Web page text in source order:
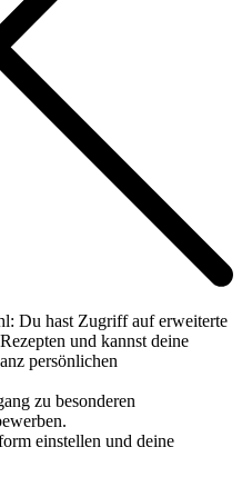
Du hast Zugriff auf erweiterte
und kannst deine
persönlichen
zu besonderen
einstellen und deine